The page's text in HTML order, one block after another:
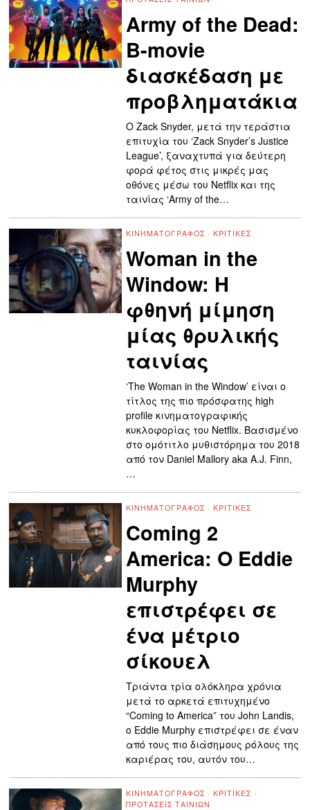
Army of the Dead:
B-movie
διασκέδαση με
προβληματάκια
Ο Zack Snyder, μετά την τεράστια
επιτυχία του ‘Zack Snyder’s Justice
League’, ξαναχτυπά για δεύτερη
φορά φέτος στις μικρές μας
οθόνες μέσω του Netflix και της
ταινίας ‘Army of the…
ΚΙΝΗΜΑΤΟΓΡΆΦΟΣ · ΚΡΙΤΙΚΈΣ
Woman in the
Window: Η
φθηνή μίμηση
μίας θρυλικής
ταινίας
‘The Woman in the Window’ είναι ο
τίτλος της πιο πρόσφατης high
profile κινηματογραφικής
κυκλοφορίας του Netflix. Βασισμένo
στο ομότιτλο μυθιστόρημα του 2018
από τον Daniel Mallory aka A.J. Finn,
…
ΚΙΝΗΜΑΤΟΓΡΆΦΟΣ · ΚΡΙΤΙΚΈΣ
Coming 2
America: O Eddie
Murphy
επιστρέφει σε
ένα μέτριο
σίκουελ
Τριάντα τρία ολόκληρα χρόνια
μετά το αρκετά επιτυχημένο
“Coming to America” του John Landis,
ο Eddie Murphy επιστρέφει σε έναν
από τους πιο διάσημους ρόλους της
καριέρας του, αυτόν του…
ΚΙΝΗΜΑΤΟΓΡΆΦΟΣ · ΚΡΙΤΙΚΈΣ ·
ΠΡΟΤΆΣΕΙΣ ΤΑΙΝΙΏΝ